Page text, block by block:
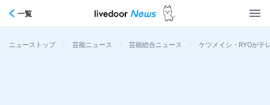
一覧
ニューストップ > 芸能ニュース > 芸能総合ニュース > ケツメイシ・RYOがテ